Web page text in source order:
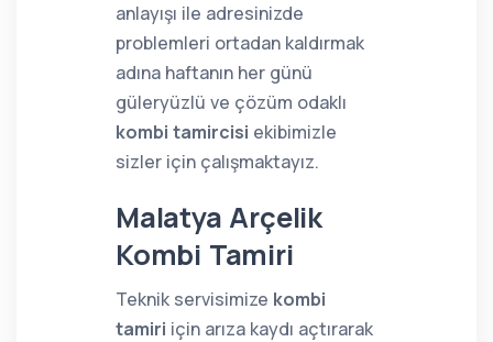
anlayışı ile adresinizde
problemleri ortadan kaldırmak
adına haftanın her günü
güleryüzlü ve çözüm odaklı
kombi tamircisi ekibimizle
sizler için çalışmaktayız.
Malatya Arçelik
Kombi Tamiri
Teknik servisimize kombi
tamiri için arıza kaydı açtırarak